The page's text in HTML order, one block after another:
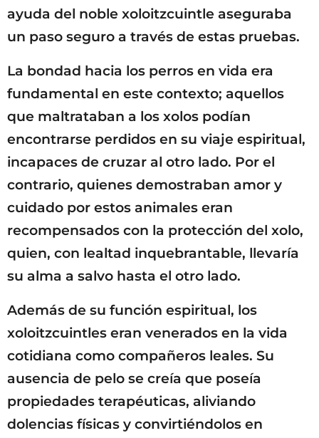
ayuda del noble xoloitzcuintle aseguraba
un paso seguro a través de estas pruebas.
La bondad hacia los perros en vida era
fundamental en este contexto; aquellos
que maltrataban a los xolos podían
encontrarse perdidos en su viaje espiritual,
incapaces de cruzar al otro lado. Por el
contrario, quienes demostraban amor y
cuidado por estos animales eran
recompensados con la protección del xolo,
quien, con lealtad inquebrantable, llevaría
su alma a salvo hasta el otro lado.
Además de su función espiritual, los
xoloitzcuintles eran venerados en la vida
cotidiana como compañeros leales. Su
ausencia de pelo se creía que poseía
propiedades terapéuticas, aliviando
dolencias físicas y convirtiéndolos en